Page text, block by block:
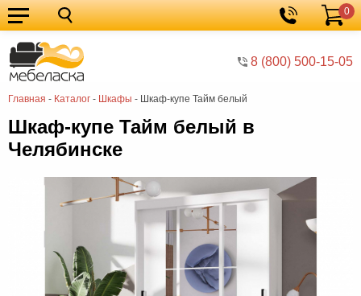
8 (800) 500-15-05
Корзина
0
Главная - Каталог - Шкафы - Шкаф-купе Тайм белый
Кухонные
гарнитуры
Мебель
для
кухни
Мебель
для
спальни
Кровати
Шкафы
Диваны
Мягкая
мебель
Мебель
Шкаф-купе Тайм белый в
Челябинске